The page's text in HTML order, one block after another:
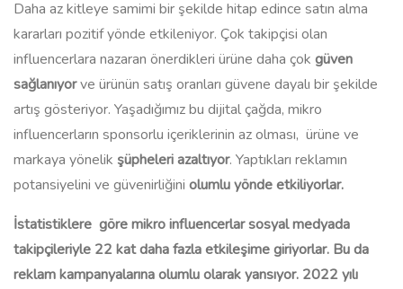
Daha az kitleye samimi bir şekilde hitap edince satın alma
kararları pozitif yönde etkileniyor. Çok takipçisi olan
influencerlara nazaran önerdikleri ürüne daha çok güven
sağlanıyorve ürünün satış oranları güvene dayalı bir şekilde
artış gösteriyor. Yaşadığımız bu dijital çağda, mikro
influencerların sponsorlu içeriklerinin az olması, ürüne ve
markaya yönelik şüpheleri azaltıyor. Yaptıkları reklamın
potansiyelini ve güvenirliğini olumlu yönde etkiliyorlar.
İstatistiklere göre mikro influencerlar sosyal medyada
takipçileriyle 22 kat daha fazla etkileşime giriyorlar. Bu da
reklam kampanyalarına olumlu olarak yansıyor. 2022 yılı